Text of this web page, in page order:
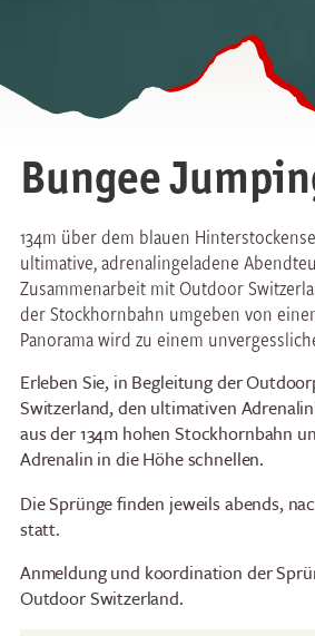
Bungee
134m über dem blauen
ultimative, adrenalingeladene
Zusammenarbeit mit Outdoor
der Stockhornbahn umgeben von
Panorama wird zu einem
Erleben Sie, in Begleitung der
Switzerland, den ultimativen
aus der 134m hohen Stockhornbahn
Adrenalin in die Höhe schnellen.
Die Sprünge finden jeweils abends,
statt.
Anmeldung und koordination der
Outdoor Switzerland.